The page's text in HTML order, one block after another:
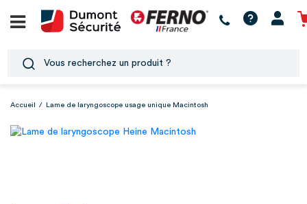
Accueil / Lame de laryngoscope usage unique Macintosh